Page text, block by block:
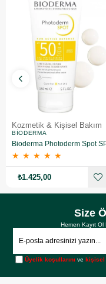
Kozmetik & Kişisel Bakım
BIODERMA
★ ★ ★ ★ ★
₺1.425,00
Size
Hemen Kayıt
Üyelik koşullarını vekişisel